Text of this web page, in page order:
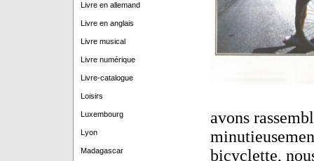
Livre en allemand
Livre en anglais
Livre musical
Livre numérique
Livre-catalogue
Loisirs
Luxembourg
Lyon
Madagascar
avons
bicyclette,